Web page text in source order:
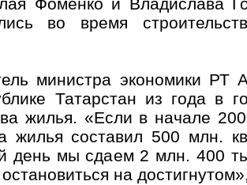
Фоменко и Владислава
во время
министра экономики РТ
Татарстан из года в
жилья. «Если в начале
жилья составил 500 млн.
день мы сдаем 2 млн. 400
на